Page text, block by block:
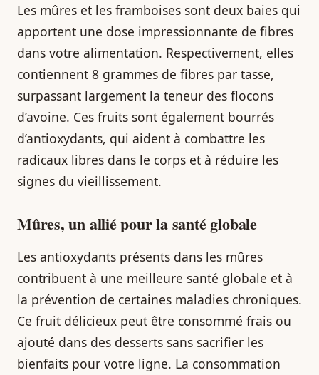
Les mûres et les framboises sont deux baies qui
apportent une dose impressionnante de fibres
dans votre alimentation. Respectivement, elles
contiennent 8 grammes de fibres par tasse,
surpassant largement la teneur des flocons
d’avoine. Ces fruits sont également bourrés
d’antioxydants, qui aident à combattre les
radicaux libres dans le corps et à réduire les
signes du vieillissement.
Mûres, un allié pour la santé globale
Les antioxydants présents dans les mûres
contribuent à une meilleure santé globale et à
la prévention de certaines maladies chroniques.
Ce fruit délicieux peut être consommé frais ou
ajouté dans des desserts sans sacrifier les
bienfaits pour votre ligne. La consommation